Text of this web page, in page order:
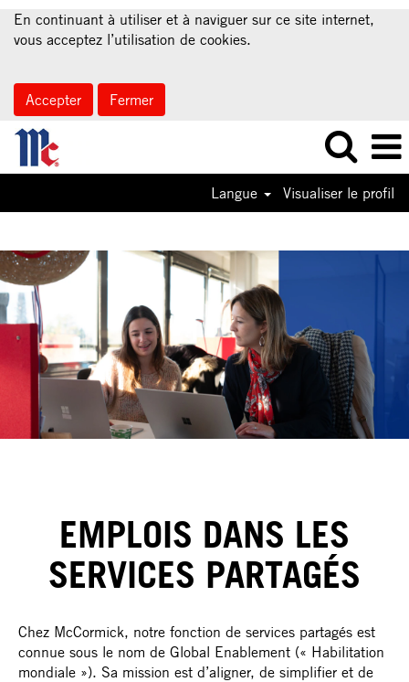
En continuant à utiliser et à naviguer sur ce site internet,
vous acceptez l’utilisation de cookies.
Accepter Fermer
Langue Visualiser le profil
Jobs-
FR
EMPLOIS DANS LES
SERVICES PARTAGÉS
Chez McCormick, notre fonction de services partagés est
connue sous le nom de Global Enablement (« Habilitation
mondiale »). Sa mission est d’aligner, de simplifier et de